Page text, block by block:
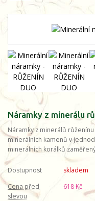
Náramky z minerálu
Náramky z minerálů
minerálních kamenů v
minerálních korálků
Dostupnost
skladem
Cena před
slevou
618 Kč